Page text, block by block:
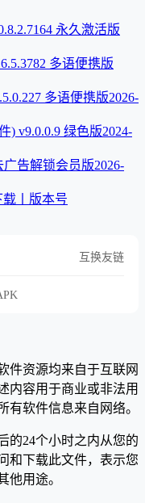
永久激活版
多语便携版
多语便携版2026-
) v9.0.0.9 绿色版2024-
广告解锁会员版2026-
丨版本号
互换友链
件资源均来自于互联网
内容用于商业或非法用
有软件信息来自网络。
的24个小时之内从您的
和下载此文件，表示您
他用途。